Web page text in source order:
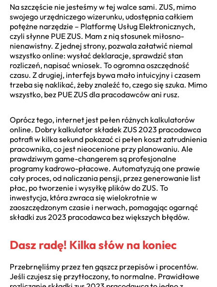
Na szczęście nie jesteśmy w tej walce sami. ZUS, mimo
swojego urzędniczego wizerunku, udostępnia całkiem
potężne narzędzie – Platformę Usług Elektronicznych,
czyli słynne PUE ZUS. Mam z nią stosunek miłosno-
nienawistny. Z jednej strony, pozwala załatwić niemal
wszystko online: wysłać deklaracje, sprawdzić stan
rozliczeń, napisać wniosek. To ogromna oszczędność
czasu. Z drugiej, interfejs bywa mało intuicyjny i czasem
trzeba się naklikać, żeby znaleźć to, czego się szuka. Mimo
wszystko, bez PUE ZUS dla pracodawców ani rusz.
Oprócz tego, internet jest pełen różnych kalkulatorów
online. Dobry kalkulator składek ZUS 2023 pracodawca
potrafi w kilka sekund pokazać ci pełen koszt zatrudnienia
pracownika, co jest nieocenione przy planowaniu. Ale
prawdziwym game-changerem są profesjonalne
programy kadrowo-płacowe. Automatyzują one prawie
cały proces, od naliczania pensji, przez generowanie list
płac, po tworzenie i wysyłkę plików do ZUS. To
inwestycja, która zwraca się wielokrotnie w
zaoszczędzonym czasie i nerwach, pomagając ogarnąć
składki zus 2023 pracodawca bez większych błędów.
Dasz radę! Kilka słów na koniec
Przebrnęliśmy przez ten gąszcz przepisów i procentów.
Jeśli czujesz się przytłoczony, to normalne. Prawidłowe